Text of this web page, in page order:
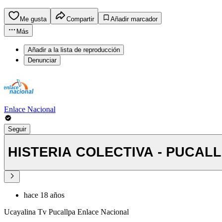
Me gusta Compartir
Añadir marcador
Más
Añadir a la lista de reproducción
Denunciar
Enlace Nacional
Seguir
HISTERIA COLECTIVA -
hace 18 años
Ucayalina Tv Pucallpa Enlace Nacional